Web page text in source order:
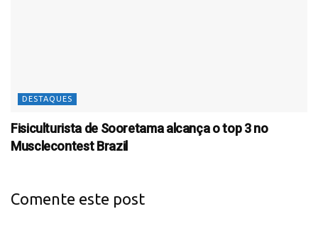
DESTAQUES
Fisiculturista de Sooretama alcança o top 3 no
Musclecontest Brazil
Comente este post